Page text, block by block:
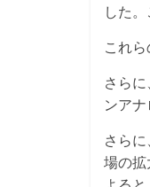
した
これ
さら
ンア
さら
場の